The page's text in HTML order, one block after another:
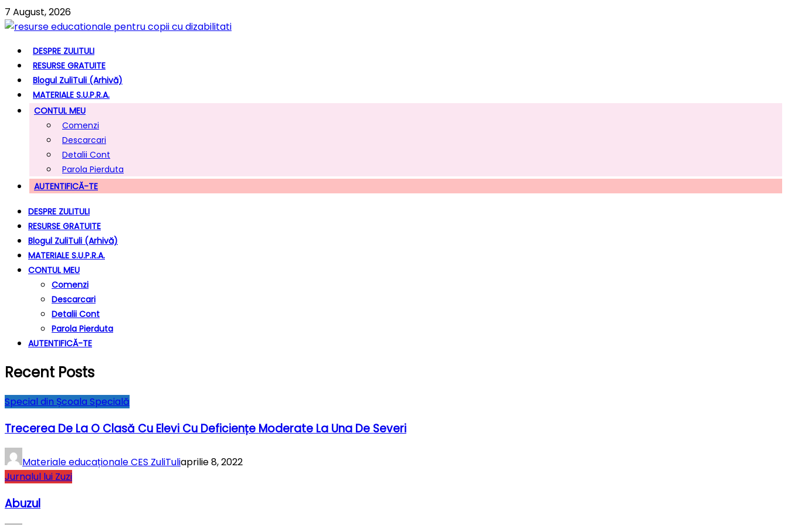
7 August, 2026
DESPRE ZULITULI
RESURSE GRATUITE
Blogul ZuliTuli (arhivă)
MATERIALE S.U.P.R.A.
CONTUL MEU
Comenzi
Descarcari
Detalii Cont
Parola Pierduta
AUTENTIFICĂ-TE
DESPRE ZULITULI
RESURSE GRATUITE
Blogul ZuliTuli (arhivă)
MATERIALE S.U.P.R.A.
CONTUL MEU
Comenzi
Descarcari
Detalii Cont
Parola Pierduta
AUTENTIFICĂ-TE
Recent Posts
Special din Școala Specială
Trecerea De La O Clasă Cu Elevi Cu Deficiențe Moderate La Una De Severi
Materiale educaționale CES ZuliTuliaprilie 8, 2022
Jurnalul lui Zuzi
Abuzul